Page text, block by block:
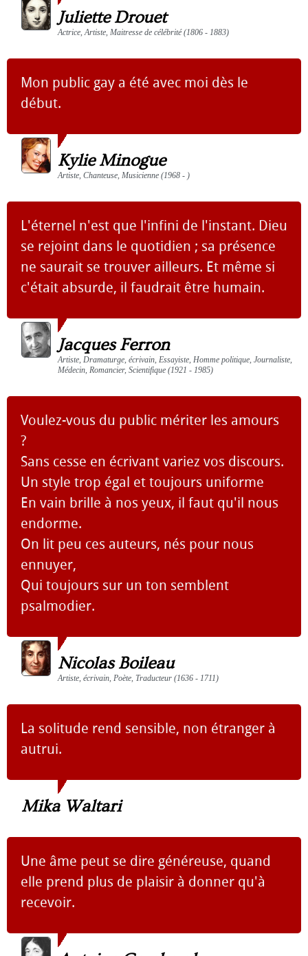
Juliette Drouet
Actrice, Artiste, Maitresse de célébrité (1806 - 1883)
Mon public gay a été avec moi dès le
début.
Kylie Minogue
Artiste, Chanteuse, Musicienne (1968 - )
L'éternel n'est que l'infini de l'instant. Dieu
se rejoint dans le quotidien ; sa présence
ne saurait se trouver ailleurs. Et même si
c'était absurde, il faudrait être humain.
Jacques Ferron
Artiste, Dramaturge, écrivain, Essayiste, Homme politique, Journaliste,
Médecin, Romancier, Scientifique (1921 - 1985)
Voulez-vous du public mériter les amours
?
Sans cesse en écrivant variez vos discours.
Un style trop égal et toujours uniforme
En vain brille à nos yeux, il faut qu'il nous
endorme.
On lit peu ces auteurs, nés pour nous
ennuyer,
Qui toujours sur un ton semblent
psalmodier.
Nicolas Boileau
Artiste, écrivain, Poète, Traducteur (1636 - 1711)
La solitude rend sensible, non étranger à
autrui.
Mika Waltari
Une âme peut se dire généreuse, quand
elle prend plus de plaisir à donner qu'à
recevoir.